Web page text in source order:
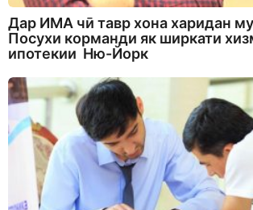
Дар ИМА чӣ тавр хона харидан
Посухи корманди як ширкати
ипотекии Ню-Йорк